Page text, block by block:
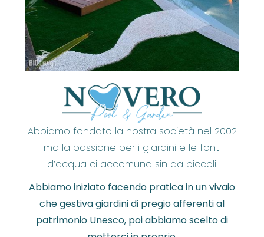
Abbiamo fondato la nostra società nel 2002
ma la passione per i giardini e le fonti
d’acqua ci accomuna sin da piccoli.
Abbiamo iniziato facendo pratica in un vivaio
che gestiva giardini di pregio afferenti al
patrimonio Unesco, poi abbiamo scelto di